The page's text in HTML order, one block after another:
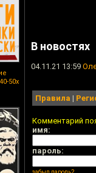
50х
В новостях
04.11.21 13:59
Правила |
Комментарий
имя:
пароль: